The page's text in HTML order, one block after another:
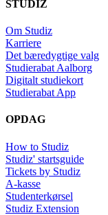
STUDIZ
Om Studiz
Karriere
Det bæredygtige valg
Studierabat Aalborg
Digitalt studiekort
Studierabat App
OPDAG
How to Studiz
Studiz' startsguide
Tickets by Studiz
A-kasse
Studenterkørsel
Studiz Extension